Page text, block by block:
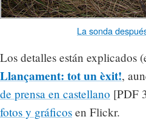
La sonda
Los detalles están explicados
Llançament: tot un èxit!,
de prensa en castellano [PDF
fotos y gráficos en Flickr.